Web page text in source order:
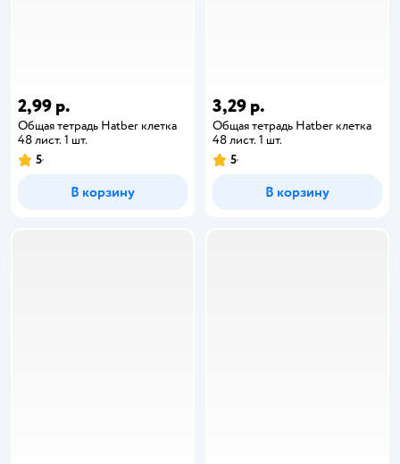
2,99 р.
Общая тетрадь Hatber клетка
48 лист. 1 шт.
5
В корзину
3,29 р.
Общая тетрадь Hatber клетка
48 лист. 1 шт.
5
В корзину